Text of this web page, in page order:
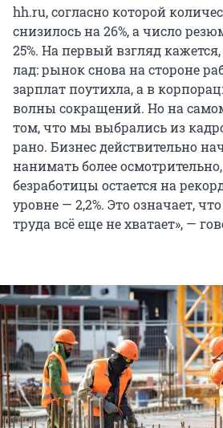
hh.ru, согласно которой
снизилось на 26%, а число
25%. На первый взгляд
лад: рынок снова на стороне
зарплат поутихла, а в
волны сокращений. Но на
том, что мы выбрались из
рано. Бизнес действительно
нанимать более
безработицы остается на
уровне — 2,2%. Это означает,
труда всё еще не хватает», —